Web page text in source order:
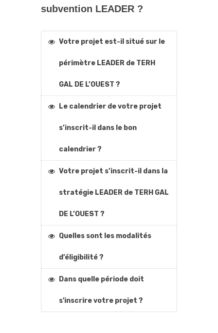
subvention LEADER ?
Votre projet est-il situé sur le
périmètre LEADER de TERH
GAL DE L’OUEST ?
Le calendrier de votre projet
s’inscrit-il dans le bon
calendrier ?
Votre projet s’inscrit-il dans la
stratégie LEADER de TERH GAL
DE L’OUEST ?
Quelles sont les modalités
d’éligibilité ?
Dans quelle période doit
s'inscrire votre projet ?